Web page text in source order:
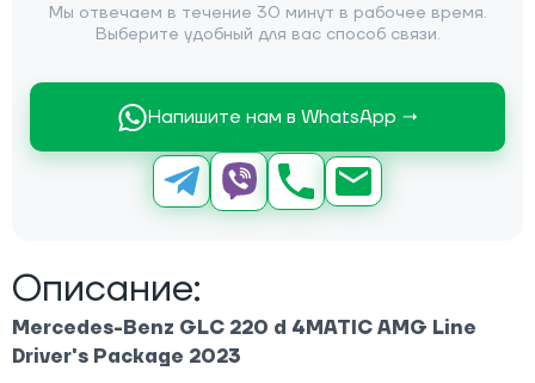
Мы отвечаем в течение 30 минут в рабочее время.
Выберите удобный для вас способ связи.
Напишите нам в WhatsApp →
Описание:
Mercedes-Benz GLC 220 d 4MATIC AMG Line
Driver's Package 2023